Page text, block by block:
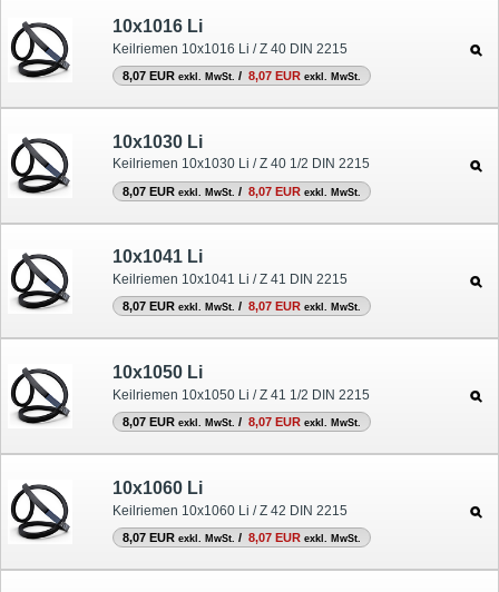
10x1016 Li
Keilriemen 10x1016 Li / Z 40 DIN 2215
8,07 EUR exkl. MwSt. / 8,07 EUR exkl. MwSt.
10x1030 Li
Keilriemen 10x1030 Li / Z 40 1/2 DIN 2215
8,07 EUR exkl. MwSt. / 8,07 EUR exkl. MwSt.
10x1041 Li
Keilriemen 10x1041 Li / Z 41 DIN 2215
8,07 EUR exkl. MwSt. / 8,07 EUR exkl. MwSt.
10x1050 Li
Keilriemen 10x1050 Li / Z 41 1/2 DIN 2215
8,07 EUR exkl. MwSt. / 8,07 EUR exkl. MwSt.
10x1060 Li
Keilriemen 10x1060 Li / Z 42 DIN 2215
8,07 EUR exkl. MwSt. / 8,07 EUR exkl. MwSt.